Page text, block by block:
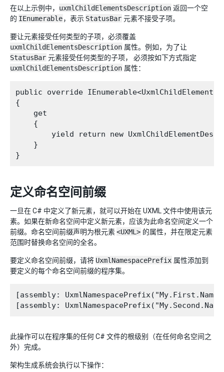
在以上示例中， uxmlChildElementsDescription 返回一个空
的 IEnumerable，表示 StatusBar 元素不接受子项。
要让元素接受任何类型的子项，必须覆盖
uxmlChildElementsDescription 属性。例如，为了让
StatusBar 元素接受任何类型的子项， 必须按如下方式指定
uxmlChildElementsDescription 属性：
public override
{
    get
    {
yield return new
    }
定义命名空间前缀
一旦在 C# 中定义了新元素，就可以开始在 UXML 文件中使用该元
素。如果在新命名空间中定义新元素，应该为此命名空间定义一个
前缀。命名空间前缀声明为根元素<UXML> 的属性，并在限定元素
范围时替换命名空间的全名。
要定义命名空间前缀，请将 UxmlNamespacePrefix 属性添加到
要定义的每个命名空间前缀的程序集。
[assembly:
此操作可以在程序集的任何 C# 文件的根级别（在任何命名空间之
外）完成。
架构生成系统会执行以下操作：